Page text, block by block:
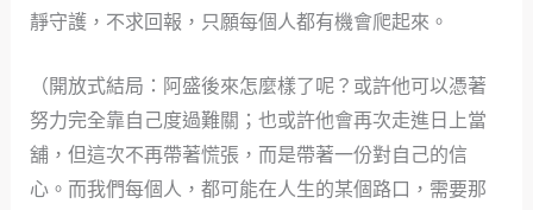
靜守護，不求回報，只願每個人都有機會爬起來。
（開放式結局：阿盛後來怎麼樣了呢？或許他可以憑著
努力完全靠自己度過難關；也或許他會再次走進日上當
舖，但這次不再帶著慌張，而是帶著一份對自己的信
心。而我們每個人，都可能在人生的某個路口，需要那